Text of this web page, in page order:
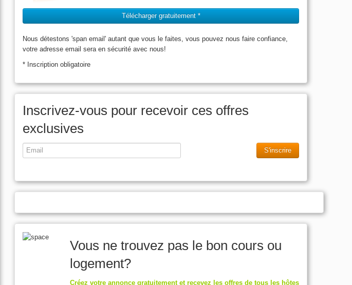
Télécharger gratuitement *
Nous détestons 'span email' autant que vous le faites, vous pouvez nous faire confiance,
votre adresse email sera en sécurité avec nous!
* Inscription obligatoire
Inscrivez-vous pour recevoir ces offres
exclusives
S'inscrire
Vous ne trouvez pas le bon cours ou
logement?
Créez votre annonce gratuitement et recevez les offres de tous les hôtes